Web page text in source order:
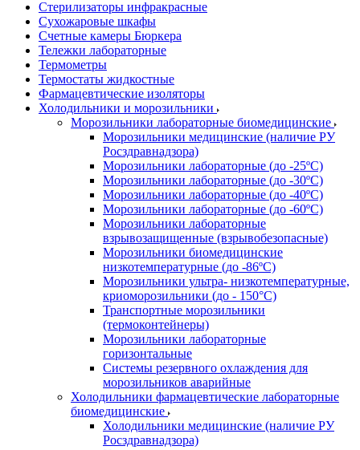
Стерилизаторы инфракрасные
Сухожаровые шкафы
Счетные камеры Бюркера
Тележки лабораторные
Термометры
Термостаты жидкостные
Фармацевтические изоляторы
Холодильники и морозильники
Морозильники лабораторные биомедицинские
Морозильники медицинские (наличие РУ
Росздравнадзора)
Морозильники лабораторные (до -25ºС)
Морозильники лабораторные (до -30ºС)
Морозильники лабораторные (до -40ºС)
Морозильники лабораторные (до -60ºС)
Морозильники лабораторные
взрывозащищенные (взрывобезопасные)
Морозильники биомедицинские
низкотемпературные (до -86ºС)
Морозильники ультра- низкотемпературные,
криоморозильники (до - 150°С)
Транспортные морозильники
(термоконтейнеры)
Морозильники лабораторные
горизонтальные
Системы резервного охлаждения для
морозильников аварийные
Холодильники фармацевтические лабораторные
биомедицинские
Холодильники медицинские (наличие РУ
Росздравнадзора)